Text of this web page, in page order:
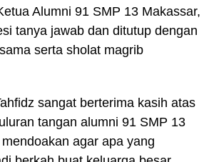
Alumni 91 SMP 13 Makassar,
tanya jawab dan ditutup dengan
serta sholat magrib
sangat berterima kasih atas
tangan alumni 91 SMP 13
agar apa yang